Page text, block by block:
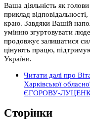
Ваша діяльність як
приклад
краю. Завдяки Вашій
умінню згуртовувати
продовжує залишатися
цінують працю,
України.
Читати далі про
Харківської
ЄГОРОВУ-
Сторінки